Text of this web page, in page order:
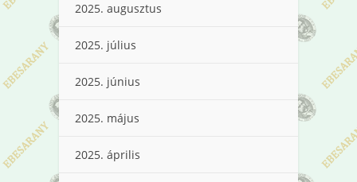
2025. augusztus
2025. július
2025. június
2025. május
2025. április